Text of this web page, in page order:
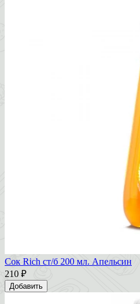
Сок Rich ст/б 200 мл. Апельсин
210 ₽
Добавить